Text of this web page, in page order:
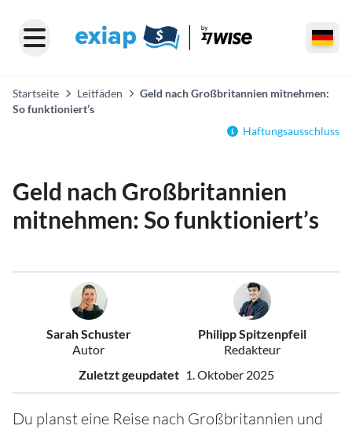
Startseite Leitfäden
Geld nach Großbritannien mitnehmen:
So funktioniert’s
Haftungsausschluss
Geld nach Großbritannien
mitnehmen: So funktioniert’s
Sarah Schuster
Autor
Philipp Spitzenpfeil
Redakteur
Zuletzt geupdatet 1. Oktober 2025
Du planst eine Reise nach Großbritannien und